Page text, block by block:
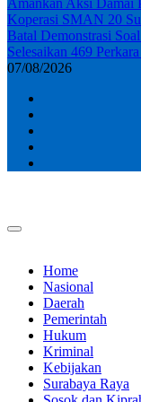
Koperasi SMAN 20
Batal Demonstrasi
Selesaikan 469
07/08/2026
Home
Nasional
Daerah
Pemerintah
Hukum
Kriminal
Kebijakan
Surabaya Raya